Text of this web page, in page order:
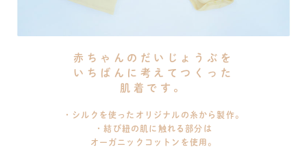
赤ちゃんのだいじょうぶを
いちばんに考えてつくった
肌着です。
・シルクを使ったオリジナルの糸から製作。
・結び紐の肌に触れる部分は
オーガニックコットンを使用。